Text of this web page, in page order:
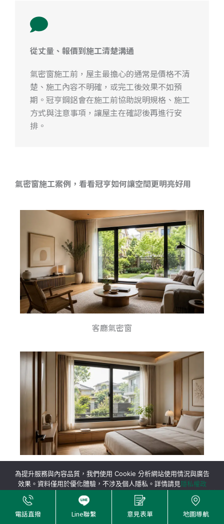
電話直撥 Line聯繫 意見表單 地圖導航
從丈量、報價到施工清楚溝通
氣密窗施工前，屋主最擔心的通常是價格不清
楚、施工內容不明確，或完工後效果不如預
期。冠亨鋼鋁會在施工前協助說明規格、施工
方式與注意事項，讓屋主在確認後再進行安
排。
氣密窗施工案例，看看冠亨如何讓空間更明亮好用
客廳氣密窗
臥室氣密窗
為提升服務與內容品質，我們使用 Cookie 分析網站使用情況與廣告
效果。資料僅用於優化體驗，不涉及個人隱私。詳情請見隱私權政